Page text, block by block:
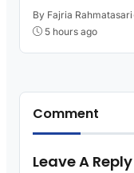
By Fajria Rahmatasari
5 hours ago
Comment
Leave A Reply